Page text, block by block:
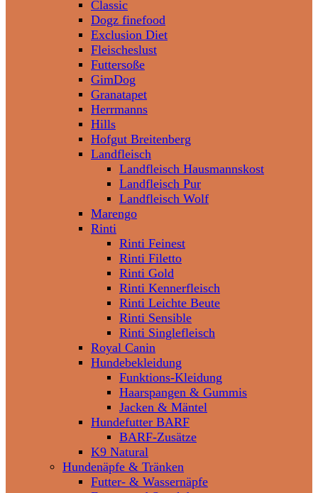
Classic
Dogz finefood
Exclusion Diet
Fleischeslust
Futtersoße
GimDog
Granatapet
Herrmanns
Hills
Hofgut Breitenberg
Landfleisch
Landfleisch Hausmannskost
Landfleisch Pur
Landfleisch Wolf
Marengo
Rinti
Rinti Feinest
Rinti Filetto
Rinti Gold
Rinti Kennerfleisch
Rinti Leichte Beute
Rinti Sensible
Rinti Singlefleisch
Royal Canin
Hundebekleidung
Funktions-Kleidung
Haarspangen & Gummis
Jacken & Mäntel
Hundefutter BARF
BARF-Zusätze
K9 Natural
Hundenäpfe & Tränken
Futter- & Wassernäpfe